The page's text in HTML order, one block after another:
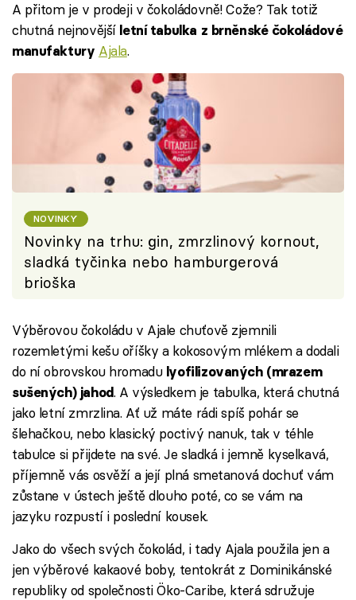
A přitom je v prodeji v čokoládovně! Cože? Tak totiž
chutná nejnovější letní tabulka z brněnské čokoládové
manufaktury Ajala.
NOVINKY
Novinky na trhu: gin, zmrzlinový kornout,
sladká tyčinka nebo hamburgerová
brioška
Výběrovou čokoládu v Ajale chuťově zjemnili
rozemletými kešu oříšky a kokosovým mlékem a dodali
do ní obrovskou hromadu lyofilizovaných (mrazem
sušených) jahod. A výsledkem je tabulka, která chutná
jako letní zmrzlina. Ať už máte rádi spíš pohár se
šlehačkou, nebo klasický poctivý nanuk, tak v téhle
tabulce si přijdete na své. Je sladká i jemně kyselkavá,
příjemně vás osvěží a její plná smetanová dochuť vám
zůstane v ústech ještě dlouho poté, co se vám na
jazyku rozpustí i poslední kousek.
Jako do všech svých čokolád, i tady Ajala použila jen a
jen výběrové kakaové boby, tentokrát z Dominikánské
republiky od společnosti Öko-Caribe, která sdružuje